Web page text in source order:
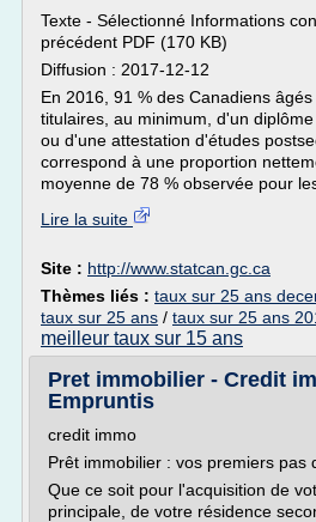
Texte - Sélectionné Informations
précédent PDF (170 KB)
Diffusion : 2017-12-12
En 2016, 91 % des Canadiens
titulaires, au minimum, d'un
ou d'une attestation d'études
correspond à une proportion
moyenne de 78 % observée pour
Lire la suite
Site : http://www.statcan.gc.ca
Thèmes liés : taux sur 25 ans
taux sur 25 ans / taux sur 25 ans
meilleur taux sur 15 ans
Pret immobilier - Credit
Empruntis
credit immo
Prêt immobilier : vos premiers pas
Que ce soit pour l'acquisition de
principale, de votre résidence